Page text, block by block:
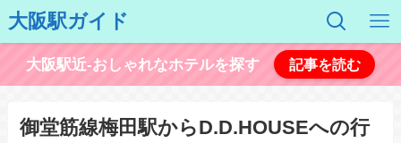
大阪駅ガイド
大阪駅近-おしゃれなホテルを探す 記事を読む
御堂筋線梅田駅からD.D.HOUSEへの行